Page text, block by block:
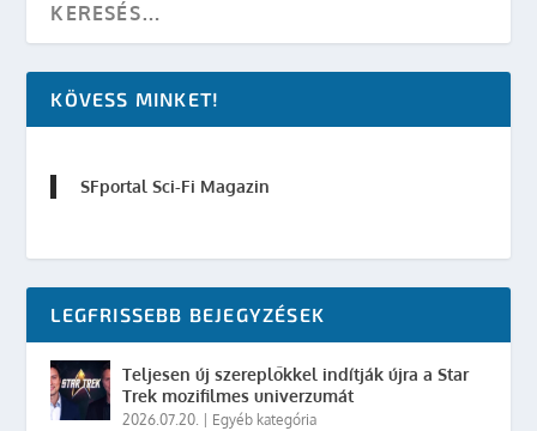
KÖVESS MINKET!
SFportal Sci-Fi Magazin
LEGFRISSEBB BEJEGYZÉSEK
Teljesen új szereplőkkel indítják újra a Star
Trek mozifilmes univerzumát
2026.07.20. Egyéb kategória